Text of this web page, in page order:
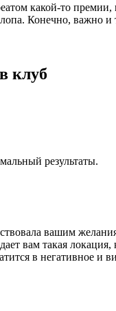
какой-то
Конечно, важно
клуб
результаты.
вашим
вам такая
в негативное и